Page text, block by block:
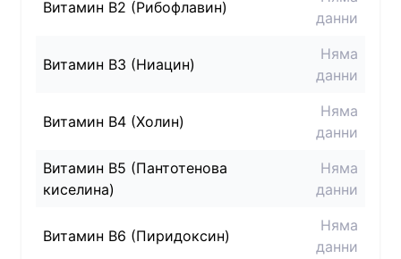
Витамин B2 (Рибофлавин)
данни
Витамин B3 (Ниацин)
Няма
данни
Витамин B4 (Холин)
Няма
данни
Витамин B5 (Пантотенова
киселина)
Няма
данни
Витамин B6 (Пиридоксин)
Няма
данни